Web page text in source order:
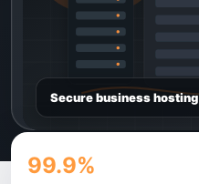
Secure business hosting
99.9%